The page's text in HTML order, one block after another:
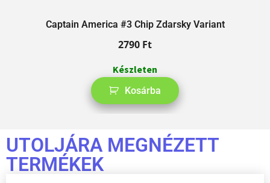
Captain America #3 Chip Zdarsky Variant
2790 Ft
Készleten
Kosárba
UTOLJÁRA MEGNÉZETT
TERMÉKEK